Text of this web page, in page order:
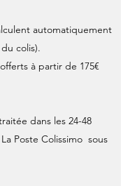
automatiquement
colis).
à partir de 175€
dans les 24-48
Poste Colissimo sous